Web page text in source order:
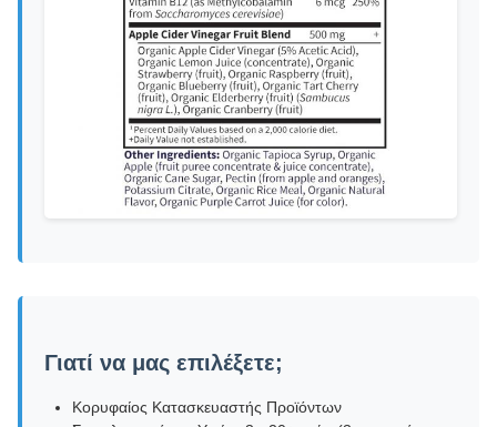
Γιατί να μας επιλέξετε;
Κορυφαίος Κατασκευαστής Προϊόντων